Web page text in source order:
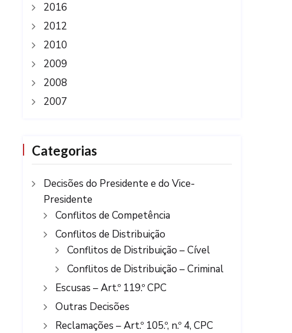
2016
2012
2010
2009
2008
2007
Categorias
Decisões do Presidente e do Vice-
Presidente
Conflitos de Competência
Conflitos de Distribuição
Conflitos de Distribuição – Cível
Conflitos de Distribuição – Criminal
Escusas – Art.º 119.º CPC
Outras Decisões
Reclamações – Art.º 105.º, n.º 4, CPC